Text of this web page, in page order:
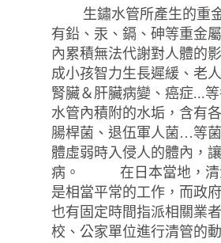
生鏽水管所產生的重金
有鉛、汞、鎘、砷等重金
內累積無法代謝對人體的
成小孩智力生長遲緩、老
腎臟＆肝臟病變、癌症...等
水管內積附的水垢，含有
腸桿菌、退伍軍人菌…等
體虛弱時入侵人的體內，
病。 在日本當地，清
是相當平常的工作，而政
也有固定時間指派相關業
校、公家單位進行清管的